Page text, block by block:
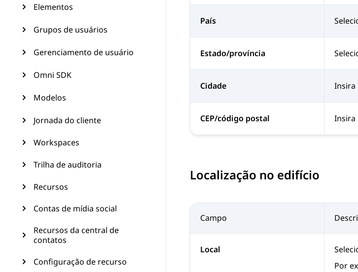
Elementos
Grupos de usuários
Gerenciamento de usuário
Omni SDK
Modelos
Jornada do cliente
Workspaces
Trilha de auditoria
Recursos
Contas de mídia social
Recursos da central de
contatos
Configuração de recurso
País
Estado/província
Cidade Insira
CEP/código postal Insira
Localização no edifício
Campo
Local
Por